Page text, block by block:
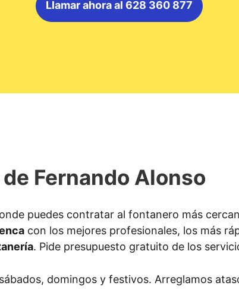
Llamar ahora al 628 360 877
Fernando Alonso
puedes contratar al fontanero más
con los mejores profesionales, los más
. Pide presupuesto gratuito de los
domingos y festivos. Arreglamos